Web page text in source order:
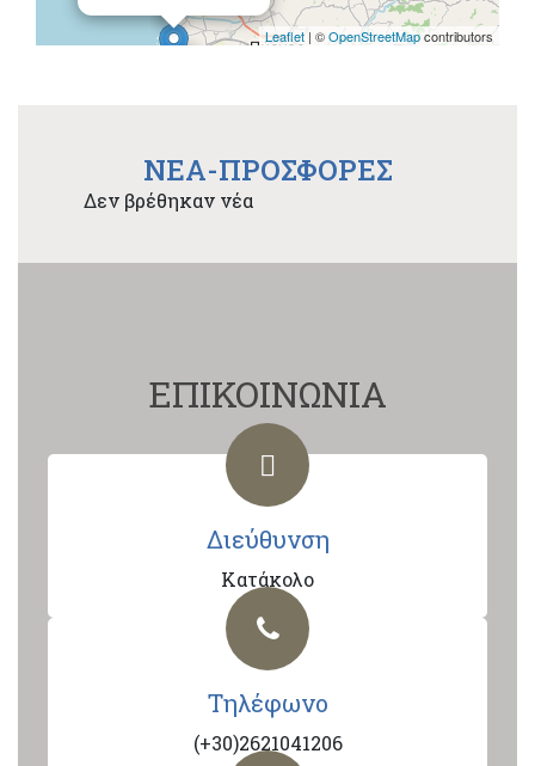
Leaflet | ©OpenStreetMapcontributors
NEA-ΠΡΟΣΦΟΡΕΣ
Δεν βρέθηκαν νέα
ΕΠΙΚΟΙΝΩΝΙΑ
Διεύθυνση
Κατάκολο
Τηλέφωνο
(+30)2621041206